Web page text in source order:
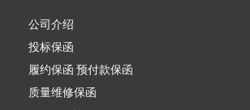
公司介绍
投标保函
履约保函 预付款保函
质量维修保函